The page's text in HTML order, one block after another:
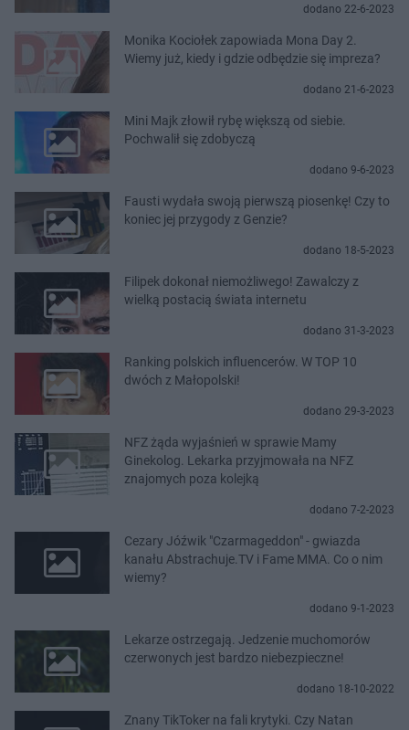
dodano 22-6-2023
Monika Kociołek zapowiada Mona Day 2.
Wiemy już, kiedy i gdzie odbędzie się impreza?
dodano 21-6-2023
Mini Majk złowił rybę większą od siebie.
Pochwalił się zdobyczą
dodano 9-6-2023
Fausti wydała swoją pierwszą piosenkę! Czy to
koniec jej przygody z Genzie?
dodano 18-5-2023
Filipek dokonał niemożliwego! Zawalczy z
wielką postacią świata internetu
dodano 31-3-2023
Ranking polskich influencerów. W TOP 10
dwóch z Małopolski!
dodano 29-3-2023
NFZ żąda wyjaśnień w sprawie Mamy
Ginekolog. Lekarka przyjmowała na NFZ
znajomych poza kolejką
dodano 7-2-2023
Cezary Jóźwik "Czarmageddon" - gwiazda
kanału Abstrachuje.TV i Fame MMA. Co o nim
wiemy?
dodano 9-1-2023
Lekarze ostrzegają. Jedzenie muchomorów
czerwonych jest bardzo niebezpieczne!
dodano 18-10-2022
Znany TikToker na fali krytyki. Czy Natan